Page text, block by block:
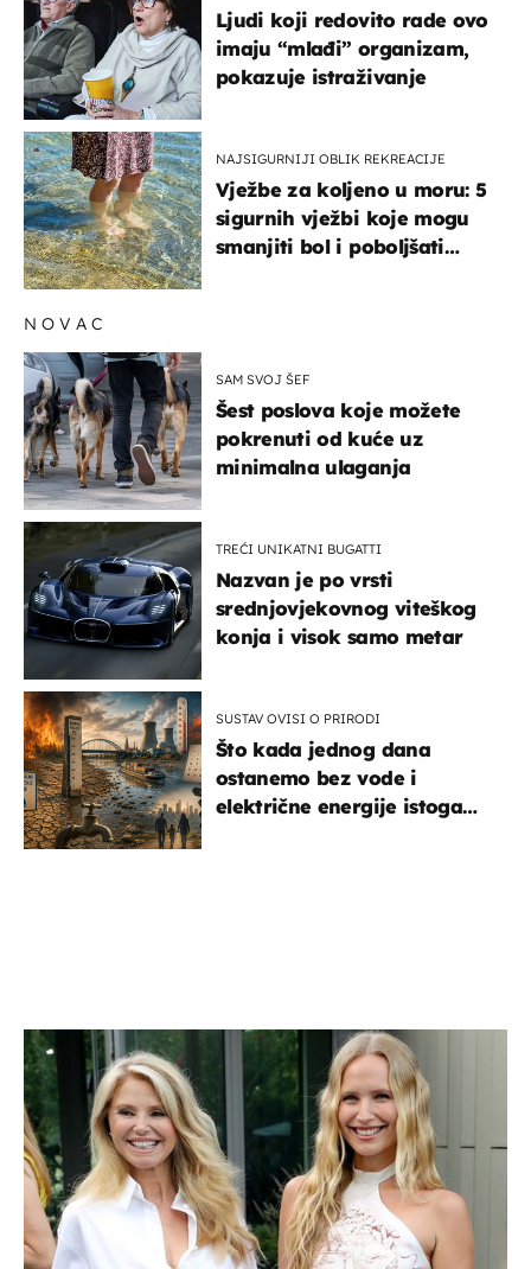
Ljudi koji redovito rade ovo
imaju “mlađi” organizam,
pokazuje istraživanje
NAJSIGURNIJI OBLIK REKREACIJE
Vježbe za koljeno u moru: 5
sigurnih vježbi koje mogu
smanjiti bol i poboljšati
NOVAC
SAM SVOJ ŠEF
Šest poslova koje možete
pokrenuti od kuće uz
minimalna ulaganja
TREĆI UNIKATNI BUGATTI
Nazvan je po vrsti
srednjovjekovnog viteškog
konja i visok samo metar
SUSTAV OVISI O PRIRODI
Što kada jednog dana
ostanemo bez vode i
električne energije istoga